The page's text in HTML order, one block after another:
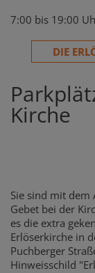
7:00 bis 19:00
DIE
Kirche
Sie sind mit
Gebet bei der
es die extra
Erlöserkirche in
Puchberger
Hinweisschild